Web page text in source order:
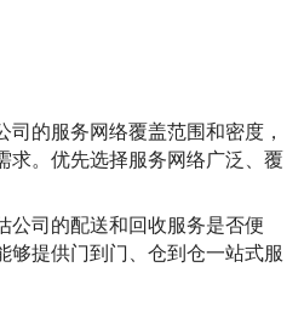
司的服务网络覆盖范围和密度，
求。优先选择服务网络广泛、覆
公司的配送和回收服务是否便
够提供门到门、仓到仓一站式服